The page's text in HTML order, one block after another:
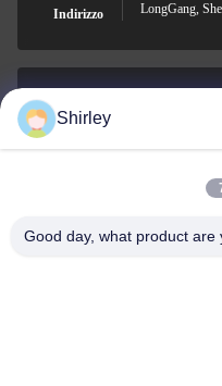
Indirizzo
LongGang,
0086-
Shirley
Good day, what product are